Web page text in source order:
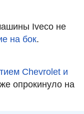
Iveco не
на бок.
Chevrolet и
опрокинуло на